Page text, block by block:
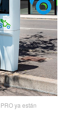
ya están